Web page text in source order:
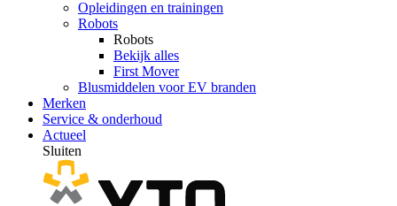
Opleidingen en trainingen
Robots
Robots
Bekijk alles
First Mover
Blusmiddelen voor EV branden
Merken
Service & onderhoud
Actueel
Sluiten